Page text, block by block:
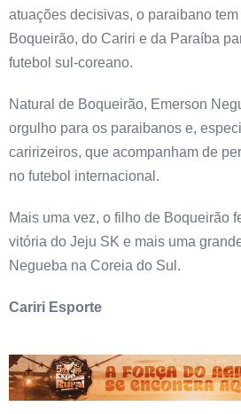
atuações decisivas, o paraibano
Boqueirão, do Cariri e da Paraíba
futebol sul-coreano.
Natural de Boqueirão, Emerson
orgulho para os paraibanos e,
caririzeiros, que acompanham de
no futebol internacional.
Mais uma vez, o filho de Boqueirão
vitória do Jeju SK e mais uma
Negueba na Coreia do Sul.
Cariri Esporte